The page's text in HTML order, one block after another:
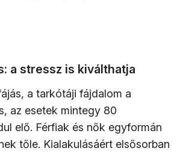
a stressz is kiválthatja
a tarkótáji fájdalom a
az esetek mintegy 80
elő. Férfiak és nők egyformán
tőle. Kialakulásáért elsősorban